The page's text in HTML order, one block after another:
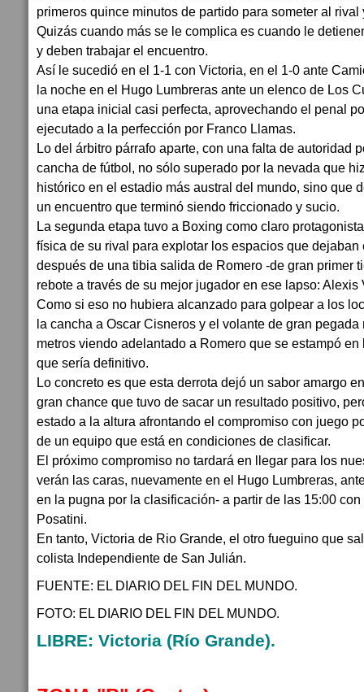
primeros quince minutos de partido para someter al
Quizás cuando más se le complica es cuando le
y deben trabajar el encuentro.
Así le sucedió en el 1-1 con Victoria, en el 1-0 ante
la noche en el Hugo Lumbreras ante un elenco de Los
una etapa inicial casi perfecta, aprovechando el penal
ejecutado a la perfección por Franco Llamas.
Lo del árbitro párrafo aparte, con una falta de autoridad
cancha de fútbol, no sólo superado por la nevada que
histórico en el estadio más austral del mundo, sino que
un encuentro que terminó siendo friccionado y sucio.
La segunda etapa tuvo a Boxing como claro
física de su rival para explotar los espacios que dejaban
después de una tibia salida de Romero -de gran primer
rebote a través de su mejor jugador en ese lapso: Alexis
Como si eso no hubiera alcanzado para golpear a los
la cancha a Oscar Cisneros y el volante de gran
metros viendo adelantado a Romero que se estampó
que sería definitivo.
Lo concreto es que esta derrota dejó un sabor amargo
gran chance que tuvo de sacar un resultado positivo,
estado a la altura afrontando el compromiso con juego
de un equipo que está en condiciones de clasificar.
El próximo compromiso no tardará en llegar para los
verán las caras, nuevamente en el Hugo Lumbreras,
en la pugna por la clasificación- a partir de las 15:00
Posatini.
En tanto, Victoria de Rio Grande, el otro fueguino que
colista Independiente de San Julián.
FUENTE: EL DIARIO DEL FIN DEL MUNDO.
FOTO: EL DIARIO DEL FIN DEL MUNDO.
LIBRE: Victoria (Río Grande).